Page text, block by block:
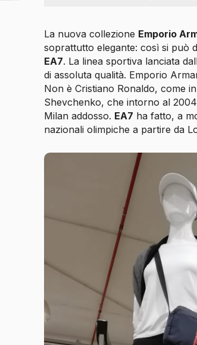
La nuova collezione Emporio
soprattutto elegante: così si può
EA7. La linea sportiva lanciata
di assoluta qualità. Emporio
Non è Cristiano Ronaldo, come
Shevchenko, che intorno al
Milan addosso. EA7 ha fatto, a
nazionali olimpiche a partire da